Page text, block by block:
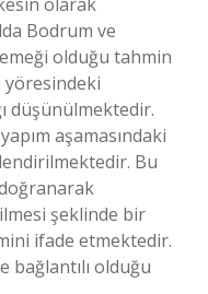
Bodrum ve
olduğu tahmin
yöresindeki
düşünülmektedir.
aşamasındaki
Bu
şeklinde bir
ifade etmektedir.
bağlantılı olduğu